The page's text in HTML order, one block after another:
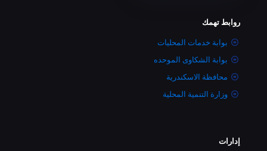
روابط تهمك
بوابة خدمات المحليات
بوابة الشكاوى الموحده
محافظة الاسكندرية
وزارة التنمية المحلية
إدارات